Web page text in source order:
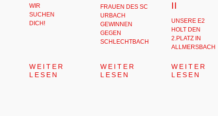
WIR
SUCHEN
DICH!
WEITER
LESEN
FRAUEN DES SC
URBACH
GEWINNEN
GEGEN
SCHLECHTBACH
WEITER
LESEN
II
UNSERE E2
HOLT DEN
2.PLATZ IN
ALLMERSBACH
WEITER
LESEN